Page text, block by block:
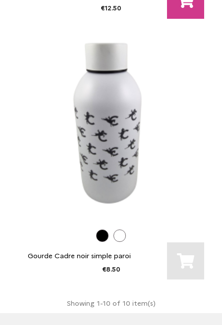
€12.50
Gourde Cadre noir simple paroi
€8.50
Showing 1-10 of 10 item(s)